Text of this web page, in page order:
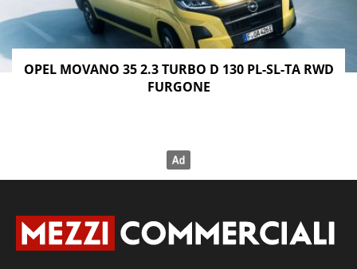
OPEL MOVANO 35 2.3 TURBO D 130 PL-SL-TA RWD
FURGONE